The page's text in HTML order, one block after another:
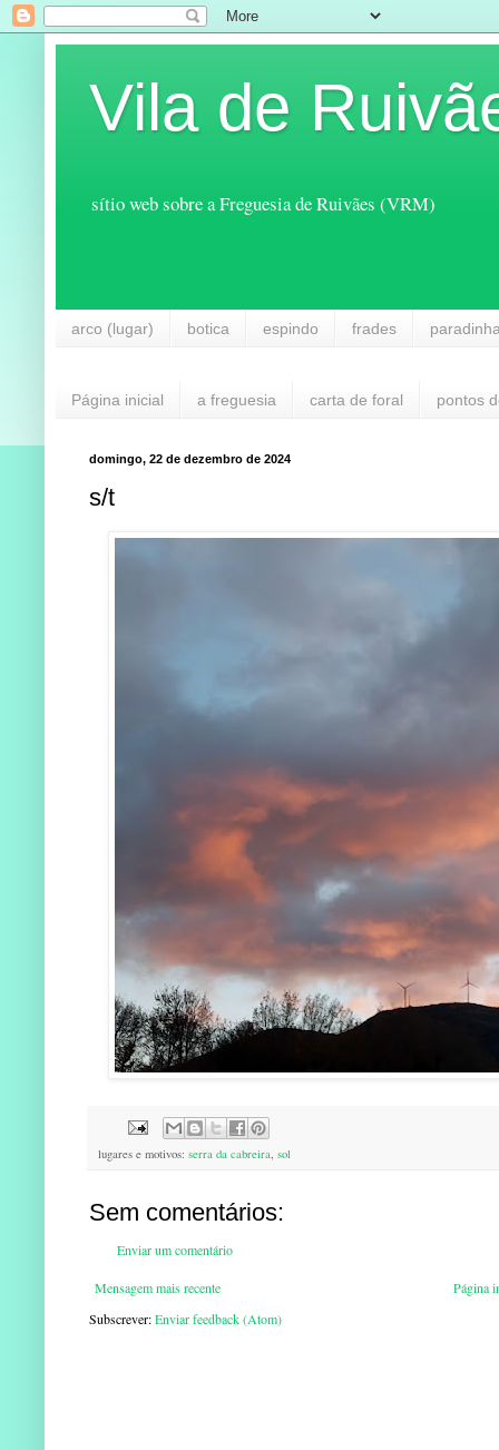
Vila de
sítio web sobre a Freguesia de Ruivães (VRM)
arco (lugar) botica espindo frades
Página inicial a freguesia carta de foral pontos
domingo, 22 de dezembro de 2024
s/t
lugares e motivos: serra da cabreira, sol
Sem comentários:
Enviar um comentário
Mensagem mais recente
Página
Subscrever:Enviar feedback (Atom)